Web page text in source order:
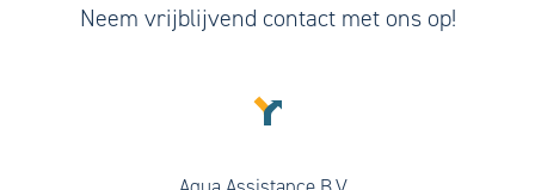
Neem vrijblijvend contact met ons op!